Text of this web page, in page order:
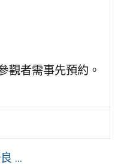
觀者需事先預約。
...